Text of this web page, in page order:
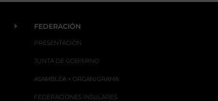
E FEDERACIÓN
PRESENTACIÓN
JUNTA DE GOBIERNO
ASAMBLEA + ORGANIGRAMA
FEDERACIONES INSULARES